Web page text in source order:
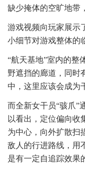
缺少掩体的空旷地带
游戏视频向玩家展示
小细节对游戏整体的
“航天基地”室内的整
野遮挡的廊道，同时
中，这里应该会成为
而全新女干员“骇爪”
以看出，定位偏向收
为中心，向外扩散扫
敌人的行进路线，用
是有一定自追踪效果